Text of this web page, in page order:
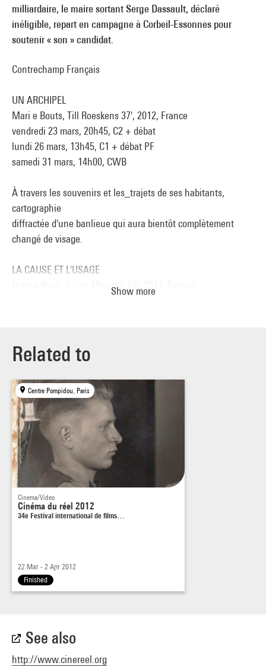
milliardaire, le maire sortant Serge Dassault, déclaré
inéligible, repart en campagne à Corbeil-Essonnes pour
soutenir « son » candidat.
Contrechamp Français
UN ARCHIPEL
Mari e Bouts, Till Roeskens 37', 2012, France
vendredi 23 mars, 20h45, C2 + débat
lundi 26 mars, 13h45, C1 + débat PF
samedi 31 mars, 14h00, CWB
À travers les souvenirs et les_trajets de ses habitants,
cartographie
diffractée d'une banlieue qui aura bientôt complètement
changé de visage.
LA CAUSE ET L'USAGE
Dorine Brun, Julien Meunier 52', 2011, France
Un état de la démocratie au prisme d'une exception :
milliardaire, le maire
sortant Serge Dassault, déclaré inéligible, repart en
campagne à
Corbeil-Essonnes pour soutenir « son » candidat.
Show more
Related to
Centre Pompidou, Paris
Cinema/Video
Cinéma du réel 2012
34e Festival international de films…
22 Mar - 2 Apr 2012
Finished
See also
http://www.cinereel.org